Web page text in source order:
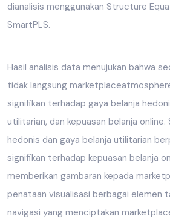
dianalisis menggunakan Structure
SmartPLS.
Hasil analisis data menujukan bahwa
tidak langsung
signifikan terhadap gaya belanja
utilitarian, dan kepuasan belanja
hedonis dan gaya belanja utilitarian
signifikan terhadap kepuasan belanja
memberikan gambaran kepada
penataan visualisasi berbagai elemen
navigasi yang menciptakan